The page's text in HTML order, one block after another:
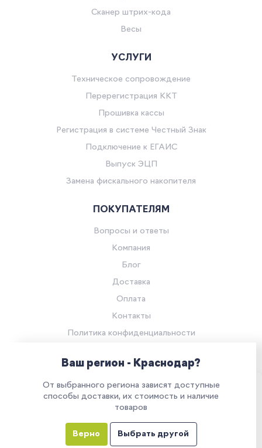
Сканер штрих-кода
Весы
УСЛУГИ
Техническое сопровождение
Перерегистрация ККТ
Прошивка кассы
Регистрация в системе Честный Знак
Подключение к ЕГАИС
Выпуск ЭЦП
Замена фискального накопителя
ПОКУПАТЕЛЯМ
Вопросы и ответы
Компания
Блог
Доставка
Оплата
Контакты
Политика конфиденциальности
Все права защищены.
Все указанные на сайте цены носят информационный характер и
Наш сайт использует куки. Продолжая им
пользоваться, вы соглашаетесь на обработку
персональных данных в соответствии с
политикой конфиденциальности
Ваш регион - Краснодар?
От выбранного региона зависят доступные
способы доставки, их стоимость и наличие
товаров
Верно Выбрать другой